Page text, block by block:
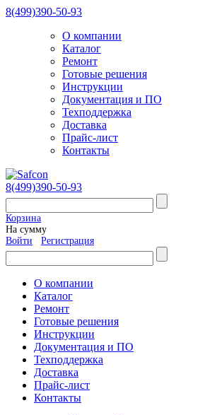
8(499)390-50-93
О компании
Каталог
Ремонт
Готовые решения
Инструкции
Документация и ПО
Техподдержка
Доставка
Прайс-лист
Контакты
8(499)390-50-93
Корзина
На сумму
Войти
Регистрация
О компании
Каталог
Ремонт
Готовые решения
Инструкции
Документация и ПО
Техподдержка
Доставка
Прайс-лист
Контакты